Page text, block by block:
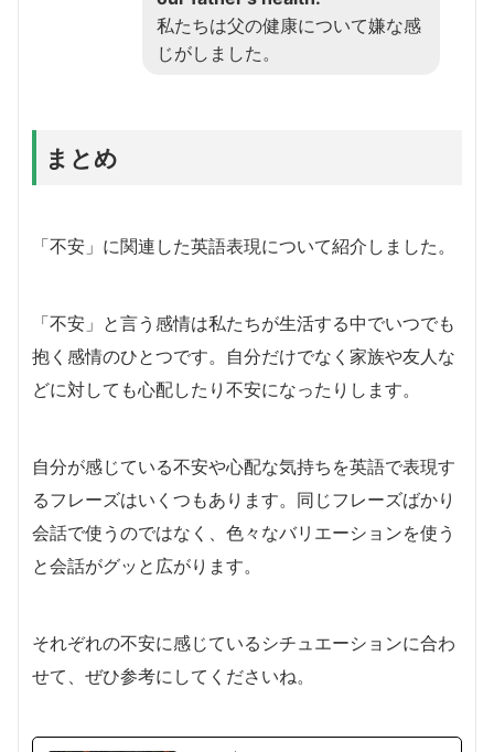
私たちは父の健康について嫌な感
じがしました。
まとめ
「不安」に関連した英語表現について紹介しました。
「不安」と言う感情は私たちが生活する中でいつでも
抱く感情のひとつです。自分だけでなく家族や友人な
どに対しても心配したり不安になったりします。
自分が感じている不安や心配な気持ちを英語で表現す
るフレーズはいくつもあります。同じフレーズばかり
会話で使うのではなく、色々なバリエーションを使う
と会話がグッと広がります。
それぞれの不安に感じているシチュエーションに合わ
せて、ぜひ参考にしてくださいね。